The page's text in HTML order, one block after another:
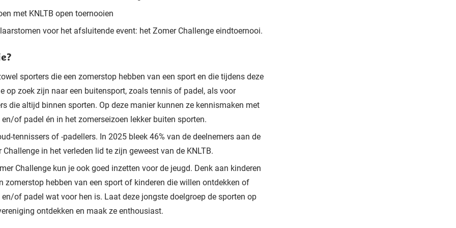
met KNLTB open toernooien
voor het afsluitende event: het Zomer Challenge eindtoernooi.
sporters die een zomerstop hebben van een sport en die tijdens deze
op zoek zijn naar een buitensport, zoals tennis of padel, als voor
die altijd binnen sporten. Op deze manier kunnen ze kennismaken met
of padel én in het zomerseizoen lekker buiten sporten.
tennissers of -padellers. In 2025 bleek 46% van de deelnemers aan de
Challenge in het verleden lid te zijn geweest van de KNLTB.
Challenge kun je ook goed inzetten voor de jeugd. Denk aan kinderen
zomerstop hebben van een sport of kinderen die willen ontdekken of
of padel wat voor hen is. Laat deze jongste doelgroep de sporten op
ontdekken en maak ze enthousiast.